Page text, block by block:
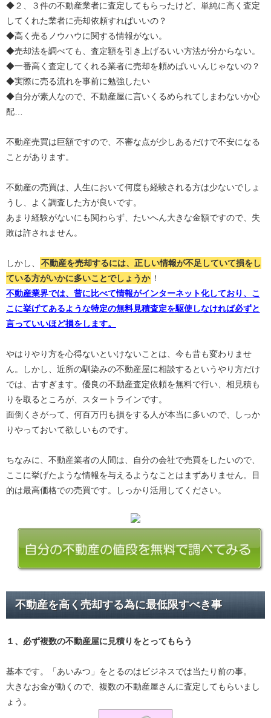
◆２、３件の不動産業者に査定してもらったけど、単純に高く査定
してくれた業者に売却依頼すればいいの？
◆高く売るノウハウに関する情報がない。
◆売却法を調べても、査定額を引き上げるいい方法が分からない。
◆一番高く査定してくれる業者に売却を頼めばいいんじゃないの？
◆実際に売る流れを事前に勉強したい
◆自分が素人なので、不動産屋に言いくるめられてしまわないか心
配…
不動産売買は巨額ですので、不審な点が少しあるだけで不安になる
ことがあります。
不動産の売買は、人生において何度も経験される方は少ないでしょ
うし、よく調査した方が良いです。
あまり経験がないにも関わらず、たいへん大きな金額ですので、失
敗は許されません。
しかし、
不動産を売却するには、正しい情報が不足していて損をし
ている方がいかに多いことでしょうか ！
不動産業界では、昔に比べて情報がインターネット化しており、こ
こに挙げてあるような特定の無料見積査定を駆使しなければ必ずと
言っていいほど損をします。
やはりやり方を心得ないといけないことは、今も昔も変わりませ
ん。しかし、近所の馴染みの不動産屋に相談するというやり方だけ
では、古すぎます。優良の不動産査定依頼を無料で行い、相見積も
りを取るところが、スタートラインです。
面倒くさがって、何百万円も損をする人が本当に多いので、しっか
りやっておいて欲しいものです。
ちなみに、不動産業者の人間は、自分の会社で売買をしたいので、
ここに挙げたような情報を与えるようなことはまずありません。目
的は最高価格での売買です。しっかり活用してください。
不動産を高く売却する為に最低限すべき事
１、必ず複数の不動産屋に見積り をとってもらう
基本です。「あいみつ」をとるのはビジネスでは当たり前の事。
大きなお金が動くので、複数の不動産屋さんに査定してもらいまし
ょう。